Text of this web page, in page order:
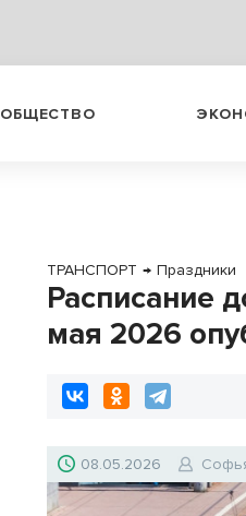
ОБЩЕСТВО
ТРАНСПОРТ → Праздники
Расписание
мая 2026
08.05.2026